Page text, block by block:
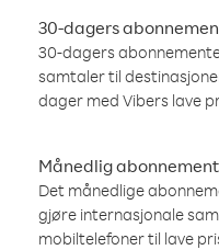
30-dagers
30-dagers
samtaler til
dager med Vibers lave
Månedlig abonnement
Det månedlige
gjøre internasjonale
mobiltelefoner til lave